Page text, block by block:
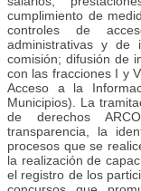
cumplimiento de
controles de
administrativas y de
comisión; difusión de
con las fracciones I y
Acceso a la
Municipios). La
de derechos
transparencia, la
procesos que se
la realización de
el registro de los